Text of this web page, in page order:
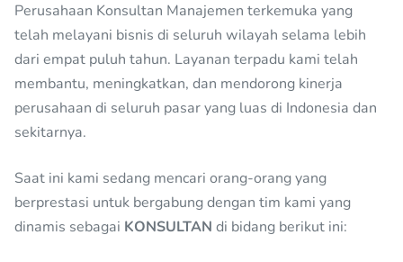
Perusahaan Konsultan Manajemen terkemuka yang
telah melayani bisnis di seluruh wilayah selama lebih
dari empat puluh tahun. Layanan terpadu kami telah
membantu, meningkatkan, dan mendorong kinerja
perusahaan di seluruh pasar yang luas di Indonesia dan
sekitarnya.
Saat ini kami sedang mencari orang-orang yang
berprestasi untuk bergabung dengan tim kami yang
dinamis sebagai KONSULTANdi bidang berikut ini: